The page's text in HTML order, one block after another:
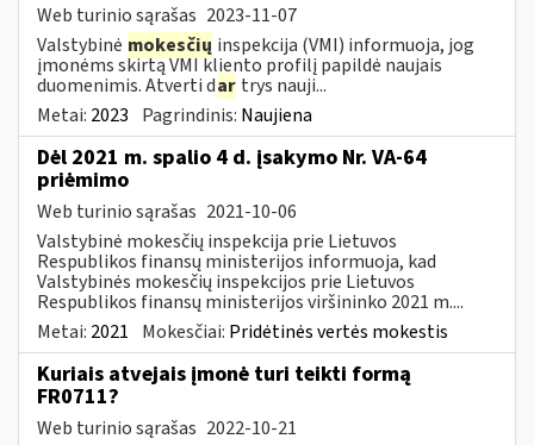
Web turinio sąrašas 2023-11-07
Valstybinė mokesčių inspekcija (VMI) informuoja, jog
įmonėms skirtą VMI kliento profilį papildė naujais
duomenimis. Atverti dar trys nauji...
Metai: 2023 Pagrindinis: Naujiena
Dėl 2021 m. spalio 4 d. įsakymo Nr. VA-64
priėmimo
Web turinio sąrašas 2021-10-06
Valstybinė mokesčių inspekcija prie Lietuvos
Respublikos finansų ministerijos informuoja, kad
Valstybinės mokesčių inspekcijos prie Lietuvos
Respublikos finansų ministerijos viršininko 2021 m....
Metai: 2021 Mokesčiai: Pridėtinės vertės mokestis
Kuriais atvejais įmonė turi teikti formą
FR0711?
Web turinio sąrašas 2022-10-21